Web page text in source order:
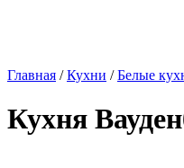
Главная /Кухни /Белые
Кухня